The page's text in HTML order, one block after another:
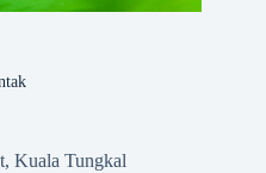
Kuala Tungkal